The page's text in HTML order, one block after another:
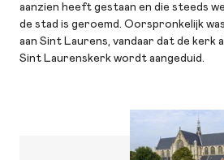
aanzien heeft gestaan en die steeds
de stad is geroemd. Oorspronkelijk
aan Sint Laurens, vandaar dat de kerk
Sint Laurenskerk wordt aangeduid.